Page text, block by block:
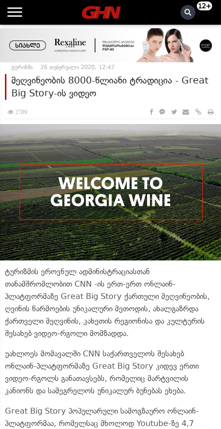
12+
ტურიზმი 26 თებერვალი 2020, 12:47
მეღვინეობის 8000-წლიანი ტრადიცია - Great
Big Story-ის ვიდეო
2789
ტურიზმის ეროვნულ ადმინისტრაციასთან
თანამშრომლობით CNN -ის ერთ-ერთ ონლაინ-
პლატფორმაზე Great Big Story ქართული მეღვინეობის,
ღვინის წარმოების უნიკალური მეთოდის, ახალგაზრდა
ქართველი მეღვინის, კახეთის რეგიონისა და კულტურის
შესახებ ვიდეო-რგოლი მომზადდა.
უახლოეს მომავალში CNN საქართველოს შესახებ
ონლაინ-პლატფორმაზე Great Big Story კიდევ ერთი
ვიდეო-რგოლს განათავსებს, რომელიც მარტვილის
კანიონს და სამეგრელოს უნიკალურ ბუნებას ეხება.
Great Big Story პოპულარული სამოგზაურო ონლაინ-
პლატფორმაა, რომელსაც მხოლოდ Youtube-ზე 4,7